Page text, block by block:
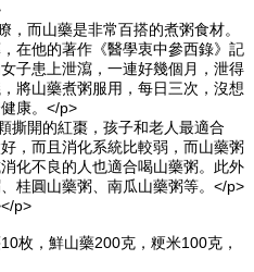
而山藥是非常百搭的煮粥食材。
在他的著作《醫學衷中參西錄》記
子患上泄瀉，一連好幾個月，泄得
將山藥煮粥服用，每日三次，沒想
康。</p>
撕開的紅棗，孩子和老人最適合
，而且消化系統比較弱，而山藥粥
化不良的人也適合喝山藥粥。此外
桂圓山藥粥、南瓜山藥粥等。</p>
p>
枚，鮮山藥200克，粳米100克，